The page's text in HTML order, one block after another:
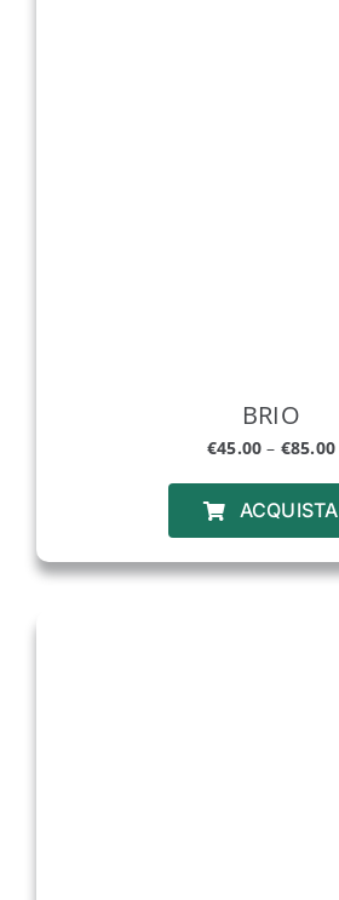
BRIO
€45.00 – €85.00
ACQUISTA